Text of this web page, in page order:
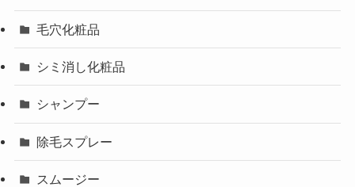
毛穴化粧品
シミ消し化粧品
シャンプー
除毛スプレー
スムージー